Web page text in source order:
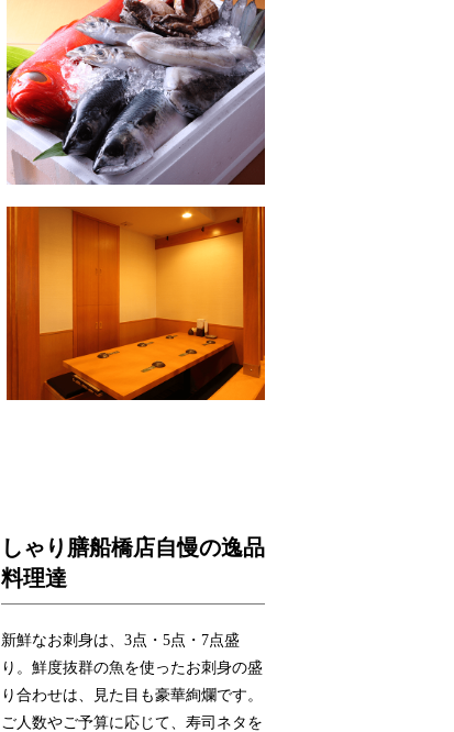
しゃり膳船橋店自慢の逸品
料理達
新鮮なお刺身は、3点・5点・7点盛
り。鮮度抜群の魚を使ったお刺身の盛
り合わせは、見た目も豪華絢爛です。
ご人数やご予算に応じて、寿司ネタを